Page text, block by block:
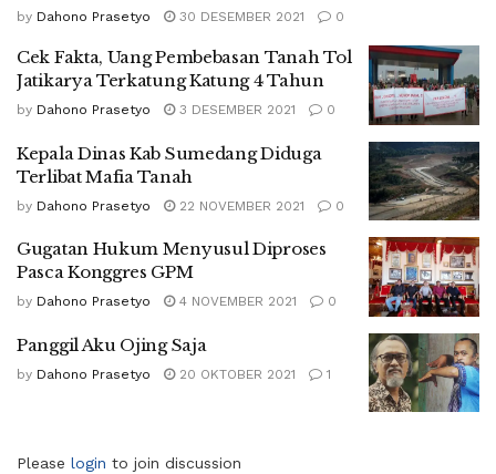
by Dahono Prasetyo 30 DESEMBER 2021 0
Cek Fakta, Uang Pembebasan Tanah Tol
Jatikarya Terkatung Katung 4 Tahun
by Dahono Prasetyo 3 DESEMBER 2021 0
Kepala Dinas Kab Sumedang Diduga
Terlibat Mafia Tanah
by Dahono Prasetyo 22 NOVEMBER 2021 0
Gugatan Hukum Menyusul Diproses
Pasca Konggres GPM
by Dahono Prasetyo 4 NOVEMBER 2021 0
Panggil Aku Ojing Saja
by Dahono Prasetyo 20 OKTOBER 2021 1
Please login to join discussion